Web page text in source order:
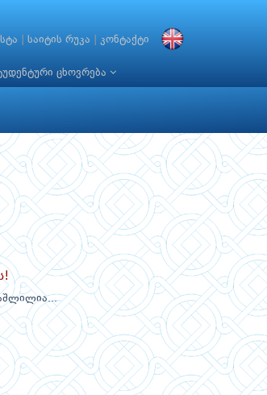
საიტის რუკა კონტაქტი
ცხოვრება